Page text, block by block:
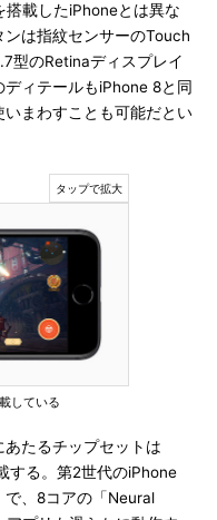
載したiPhoneとは異な
は指紋センサーのTouch
型のRetinaディスプレイ
ィテールもiPhone 8と同
まわすことも可能だとい
している
たるチップセットは
する。第2世代のiPhone
で、8コアの「Neural